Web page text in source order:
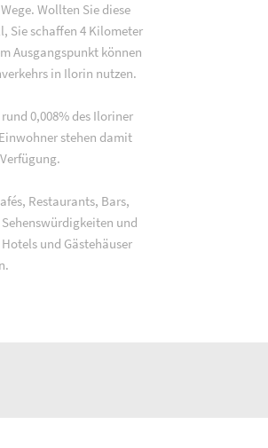
Wollten Sie diese
Sie schaffen 4 Kilometer
Ausgangspunkt können
in Ilorin nutzen.
0,008% des Iloriner
stehen damit
Restaurants, Bars,
und
und Gästehäuser